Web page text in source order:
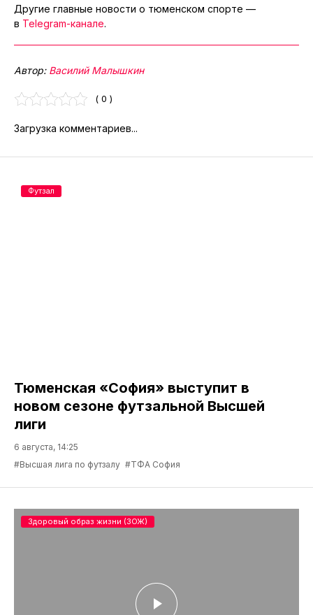
Другие главные новости о тюменском спорте —
в Telegram-канале.
Автор: Василий Малышкин
( 0 )
Загрузка комментариев...
Тюменская «София» выступит в
новом сезоне футзальной Высшей
лиги
6 августа, 14:25
#Высшая лига по футзалу #ТФА София
Футзал
Здоровый образ жизни (ЗОЖ)